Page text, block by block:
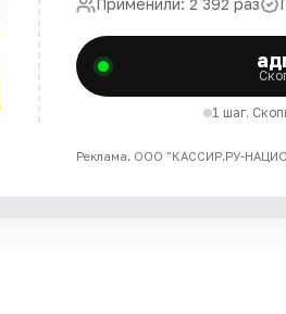
Применили: 2 392 раз
1 шаг.
Реклама. ООО "КАССИР.РУ-